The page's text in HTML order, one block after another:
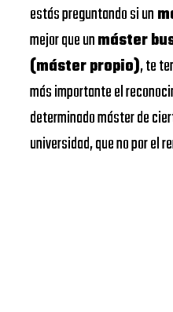
estás preguntando si un
mejor que unmáster
(máster propio), te
más importante el
determinado máster de
universidad, que no por el